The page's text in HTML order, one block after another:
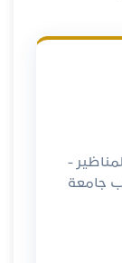
-
جامعة